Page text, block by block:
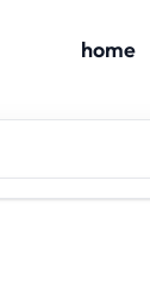
home